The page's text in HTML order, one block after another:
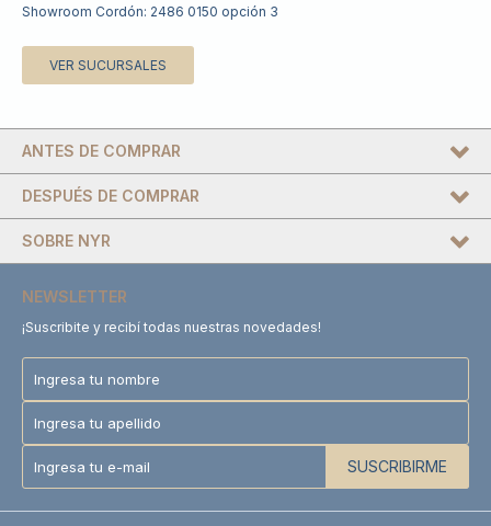
Showroom Cordón: 2486 0150 opción 3
VER SUCURSALES
DESPUÉS DE COMPRAR
SOBRE NYR
ANTES DE COMPRAR
NEWSLETTER
¡Suscribite y recibí todas nuestras novedades!
SUSCRIBIRME